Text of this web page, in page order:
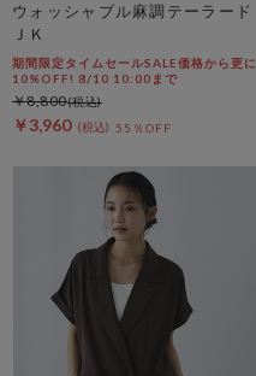
ウォッシャブル麻調テーラード
ＪＫ
期間限定タイムセールSALE価格から更に
10%OFF! 8/10 10:00まで
￥3,960 55％OFF
￥8,800